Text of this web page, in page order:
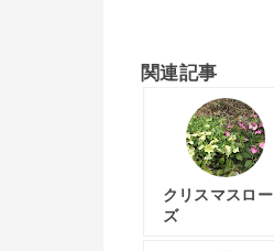
関連記事
クリスマスロー
ズ